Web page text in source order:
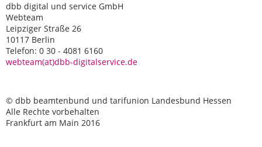
dbb digital und service GmbH
Webteam
Leipziger Straße 26
10117 Berlin
Telefon: 0 30 - 4081 6160
webteam(at)dbb-digitalservice.de
© dbb beamtenbund und tarifunion Landesbund Hessen
Alle Rechte vorbehalten
Frankfurt am Main 2016